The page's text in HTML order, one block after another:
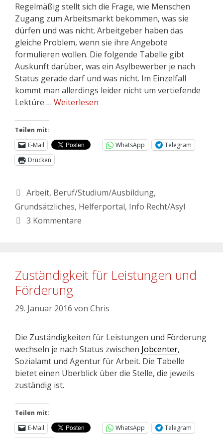
Regelmäßig stellt sich die Frage, wie Menschen
Zugang zum Arbeitsmarkt bekommen, was sie
dürfen und was nicht. Arbeitgeber haben das
gleiche Problem, wenn sie ihre Angebote
formulieren wollen. Die folgende Tabelle gibt
Auskunft darüber, was ein Asylbewerber je nach
Status gerade darf und was nicht. Im Einzelfall
kommt man allerdings leider nicht um vertiefende
Lektüre … Weiterlesen
Teilen mit:
E-Mail
WhatsApp
Telegram
Drucken
Arbeit, Beruf/Studium/Ausbildung,
Grundsätzliches, Helferportal, Info Recht/Asyl
3 Kommentare
Zuständigkeit für Leistungen und
Förderung
29. Januar 2016 von Chris
Die Zuständigkeiten für Leistungen und Förderung
wechseln je nach Status zwischen Jobcenter,
Sozialamt und Agentur für Arbeit. Die Tabelle
bietet einen Überblick über die Stelle, die jeweils
zuständig ist.
Teilen mit:
E-Mail
WhatsApp
Telegram